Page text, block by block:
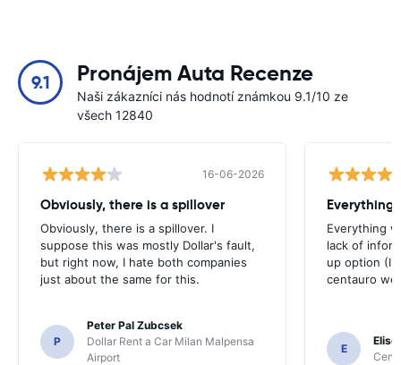
9.1 Pronájem Auta Recenze
Naši zákazníci nás hodnotí známkou 9.1/10 ze
všech 12840
16-06-2026
Obviously, there is a spillover
Obviously, there is a spillover. I
suppose this was mostly Dollar's fault,
but right now, I hate both companies
just about the same for this.
P
Peter Pal Zubcsek
Dollar Rent a Car Milan Malpensa
Airport
Everything
Everything
lack of
up option (I
centauro
E